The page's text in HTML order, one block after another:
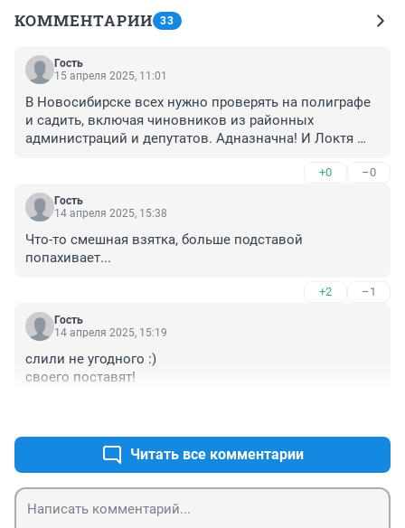
КОММЕНТАРИИ 33
Гость
15 апреля 2025, 11:01
В Новосибирске всех нужно проверять на полиграфе
и садить, включая чиновников из районных
администраций и депутатов. Адназначна! И Локтя
+0 –0
Гость
14 апреля 2025, 15:38
Что-то смешная взятка, больше подставой
попахивает...
+2 –1
Гость
14 апреля 2025, 15:19
слили не угодного :)
своего поставят!
Читать все комментарии